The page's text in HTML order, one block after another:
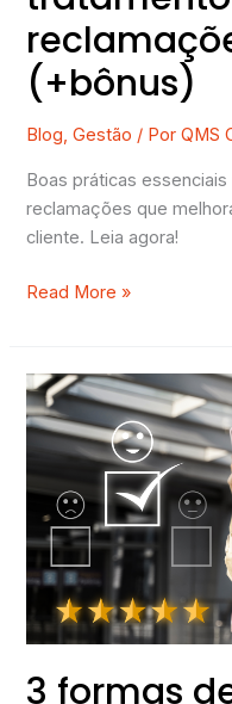
(+bônus)
Blog,Gestão / PorQMS
Boas práticas
reclamações que
cliente. Leia agora!
Read More »
3 formas
3
formas
compreender
Satisfação
cliente
aumentar
resultados